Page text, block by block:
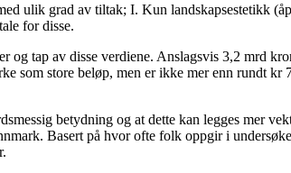
ulik grad av tiltak; I. Kun landskapsestetikk
for disse.
tap av disse verdiene. Anslagsvis 3,2 mrd
som store beløp, men er ikke mer enn rundt
betydning og at dette kan legges mer
Basert på hvor ofte folk oppgir i